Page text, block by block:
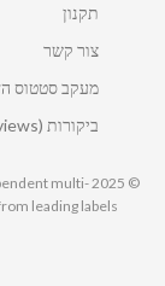
תקנון
צור קשר
מעקב סטטוס
ביקורות MallShoes (Reviews)
multi-
leading labels.